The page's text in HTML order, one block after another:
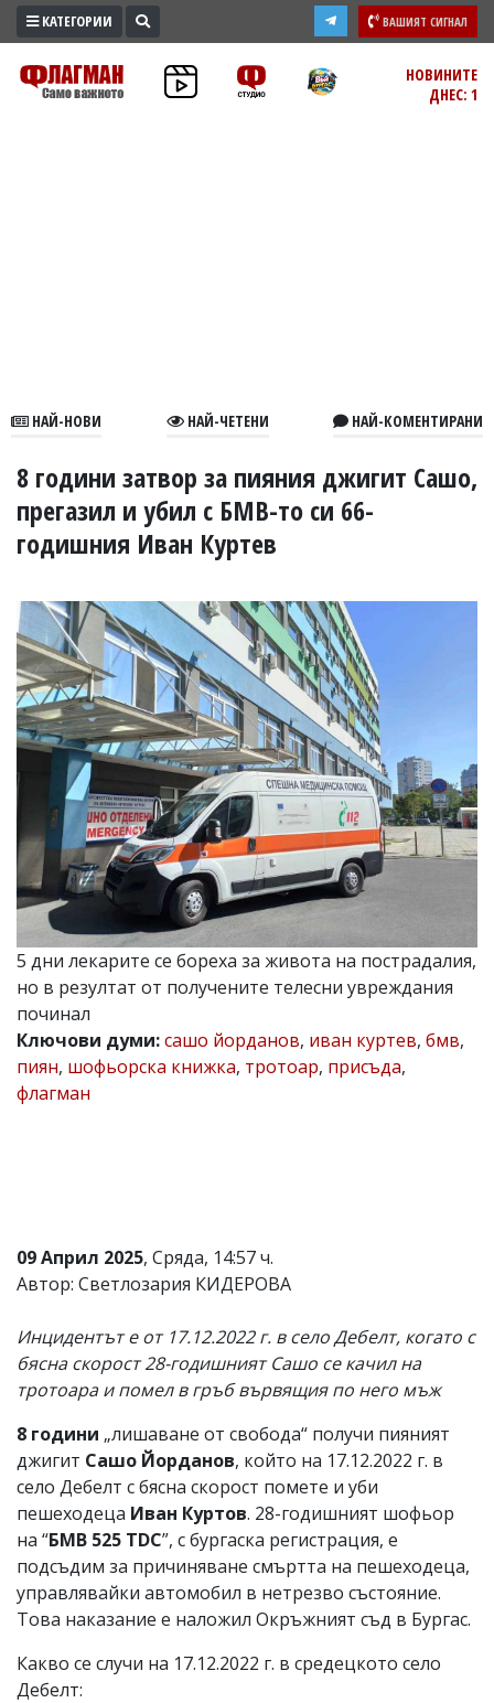
ПРОМО
ЗОНА
В
УКРАЙНА
СПОРТ
БИЗНЕС
ЮГ
Управители:
Веселин
Василев,
email:
v.vasilev@flagman.bg
Касабова,
еmail:k.kassabova@flagman.bg
Главен
редактор:
Иван
Колев,
email:
office@flagman.bg
Коментарите
под
статиите
се
въвеждат
за
тях!
Ако
обиден
за
вас
коментар,
сигнализирайте
КАТЕГОРИИ ВАШИЯТ СИГНАЛ
НОВИНИТЕ
ДНЕС: 1
НАЙ-НОВИ НАЙ-ЧЕТЕНИ НАЙ-КОМЕНТИРАНИ
8 години затвор за пияния джигит Сашо,
прегазил и убил с БМВ-то си 66-
годишния Иван Куртев
5 дни лекарите се бореха за живота на пострадалия,
но в резултат от получените телесни увреждания
починал
Ключови думи:сашо йорданов, иван куртев, бмв,
пиян, шофьорска книжка, тротоар, присъда,
флагман
09 Април 2025, Сряда, 14:57 ч.
Автор: Светлозария КИДЕРОВА
Инцидентът е от 17.12.2022 г. в село Дебелт, когато с
бясна скорост 28-годишният Сашо се качил на
тротоара и помел в гръб вървящия по него мъж
8 години „лишаване от свобода“ получи пияният
джигит Сашо Йорданов, който на 17.12.2022 г. в
село Дебелт с бясна скорост помете и уби
пешеходеца Иван Куртов. 28-годишният шофьор
на “БМВ 525 TDC”, с бургаска регистрация, е
подсъдим за причиняване смъртта на пешеходеца,
управлявайки автомобил в нетрезво състояние.
Това наказание е наложил Окръжният съд в Бургас.
Какво се случи на 17.12.2022 г. в средецкото село
Дебелт: